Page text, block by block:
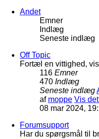
Andet
Emner
Indlæg
Seneste indlæg
Off Topic
Fortæl en vittighed,
116 Emner
470 Indlæg
Seneste indlæg
af moppe Vis
08 mar 2024,
Forumsupport
Har du spørgsmål til